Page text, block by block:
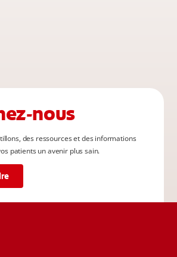
nous
des ressources et des informations
patients un avenir plus sain.